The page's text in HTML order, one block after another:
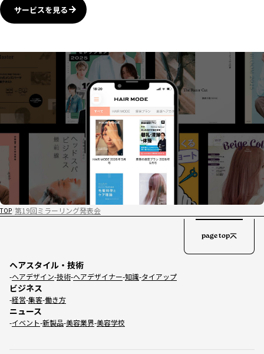
サービスを見る
TOP 第19回ミラーリング発表会
ヘアスタイル・技術
ヘアデザイン 技術 ヘアデザイナー 知識 タイアップ
ビジネス
経営 集客 働き方
ニュース
イベント 新製品 美容業界 美容学校
page top